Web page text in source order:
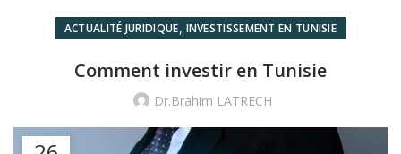
ACTUALITÉ JURIDIQUE, INVESTISSEMENT EN TUNISIE
Comment investir en Tunisie
Dr.Brahim LATRECH